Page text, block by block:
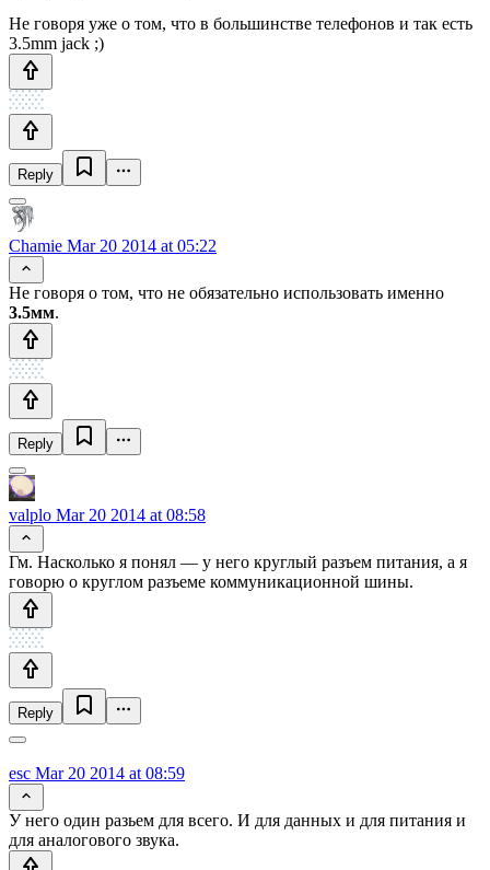
Не говоря уже о том, что в большинстве телефонов и так есть
3.5mm jack ;)
Reply
Chamie Mar 20 2014 at 05:22
Не говоря о том, что не обязательно использовать именно
3.5мм.
Reply
valplo Mar 20 2014 at 08:58
Гм. Насколько я понял — у него круглый разъем питания, а я
говорю о круглом разъеме коммуникационной шины.
Reply
esc Mar 20 2014 at 08:59
У него один разьем для всего. И для данных и для питания и
для аналогового звука.